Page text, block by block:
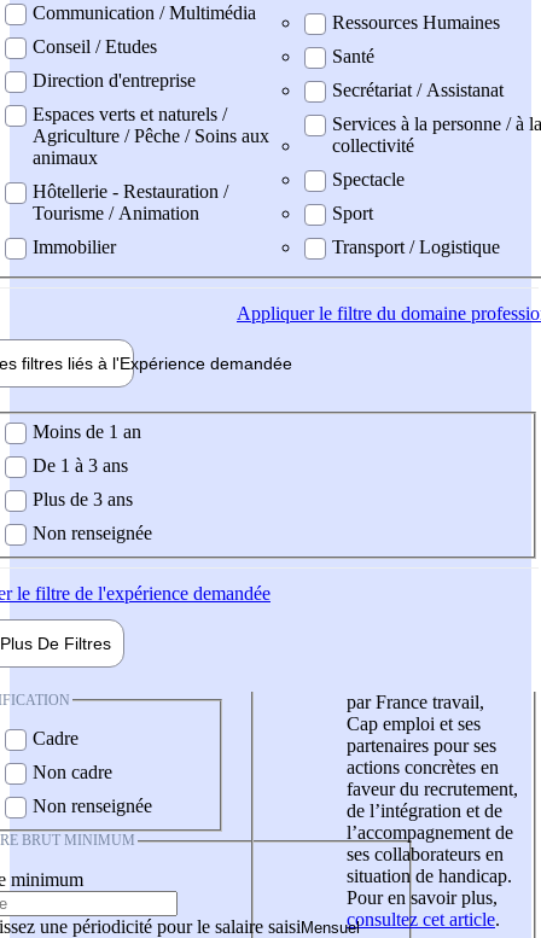
Communication / Multimédia
Conseil / Etudes
Direction d'entreprise
Espaces verts et naturels /
Agriculture / Pêche / Soins aux
animaux
Hôtellerie - Restauration /
Tourisme / Animation
Immobilier
Ressources Humaines
Santé
Secrétariat / Assistanat
Services à la personne / à la
collectivité
Spectacle
Sport
Transport / Logistique
Appliquerle filtre du domaine
filtres liés à l'Expérience demandée
demandée
Moins de 1 an
De 1 à 3 ans
Plus de 3 ans
Non renseignée
le filtre de l'expérience demandée
Plus De Filtres
Cadre
Non cadre
Non renseignée
BRUT MINIMUM
minimum
une périodicité pour le salaire saisi
par France travail,
Cap emploi et ses
partenaires pour ses
actions concrètes en
faveur du recrutement,
de l’intégration et de
l’accompagnement de
ses collaborateurs en
situation de handicap.
Pour en savoir plus,
consultez cet article.